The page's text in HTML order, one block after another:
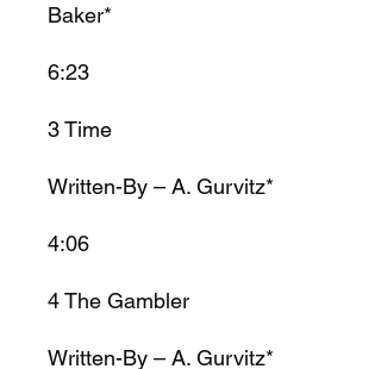
Baker*
6:23
3Time
Written-By – A. Gurvitz*
4:06
4The Gambler
Written-By – A. Gurvitz*